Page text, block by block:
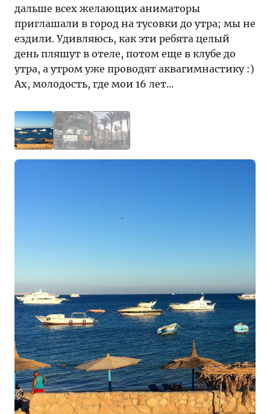
дальше всех желающих аниматоры
приглашали в город на тусовки до утра; мы не
ездили. Удивляюсь, как эти ребята целый
день пляшут в отеле, потом еще в клубе до
утра, а утром уже проводят аквагимнастику :)
Ах, молодость, где мои 16 лет...